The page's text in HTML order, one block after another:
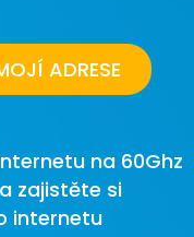
ADRESE
na 60Ghz
zajistěte si
internetu